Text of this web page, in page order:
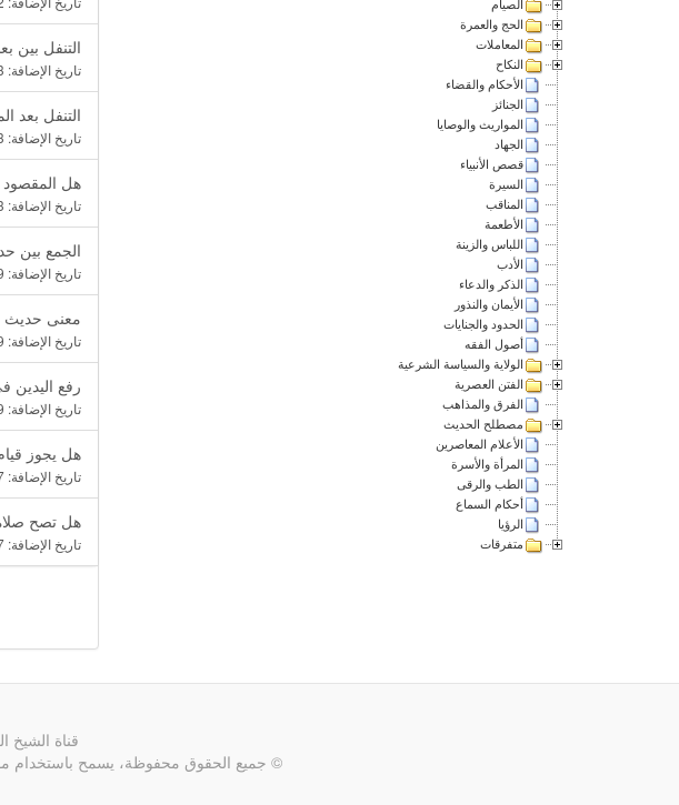
التنفل بين
تاريخ الإضافة:
التنفل بعد
تاريخ الإضافة:
هل المقصود
تاريخ الإضافة:
الجمع بين
تاريخ الإضافة:
معنى حديث
تاريخ الإضافة:
رفع اليدين
تاريخ الإضافة:
هل يجوز
تاريخ الإضافة:
هل تصح صلاة
تاريخ الإضافة:
الصيام
الحج والعمرة
المعاملات
النكاح
الأحكام والقضاء
الجنائز
المواريث والوصايا
الجهاد
قصص الأنبياء
السيرة
المناقب
الأطعمة
اللباس والزينة
الأدب
الذكر والدعاء
الأيمان والنذور
الحدود والجنايات
أصول الفقه
الولاية والسياسة الشرعية
الفتن العصرية
الفرق والمذاهب
مصطلح الحديث
الأعلام المعاصرين
المرأة والأسرة
الطب والرقى
أحكام السماع
الرؤيا
متفرقات
قناة الشيخ
© جميع الحقوق محفوظة، يسمح باستخدام